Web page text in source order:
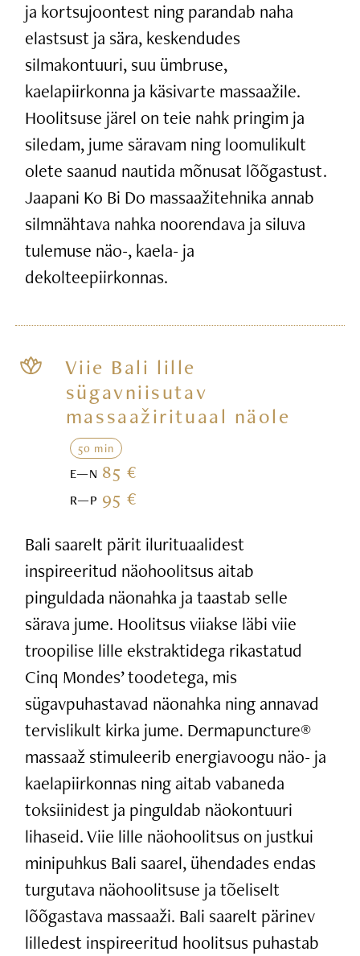
ja kortsujoontest ning parandab naha
elastsust ja sära, keskendudes
silmakontuuri, suu ümbruse,
kaelapiirkonna ja käsivarte massaažile.
Hoolitsuse järel on teie nahk pringim ja
siledam, jume säravam ning loomulikult
olete saanud nautida mõnusat lõõgastust.
Jaapani Ko Bi Do massaažitehnika annab
silmnähtava nahka noorendava ja siluva
tulemuse näo-, kaela- ja
dekolteepiirkonnas.
Viie Bali lille
sügavniisutav
massaažirituaal näole
50 min
E—N 85 €
R—P 95 €
Bali saarelt pärit ilurituaalidest
inspireeritud näohoolitsus aitab
pinguldada näonahka ja taastab selle
särava jume. Hoolitsus viiakse läbi viie
troopilise lille ekstraktidega rikastatud
Cinq Mondes’ toodetega, mis
sügavpuhastavad näonahka ning annavad
tervislikult kirka jume. Dermapuncture®
massaaž stimuleerib energiavoogu näo- ja
kaelapiirkonnas ning aitab vabaneda
toksiinidest ja pinguldab näokontuuri
lihaseid. Viie lille näohoolitsus on justkui
minipuhkus Bali saarel, ühendades endas
turgutava näohoolitsuse ja tõeliselt
lõõgastava massaaži. Bali saarelt pärinev
lilledest inspireeritud hoolitsus puhastab